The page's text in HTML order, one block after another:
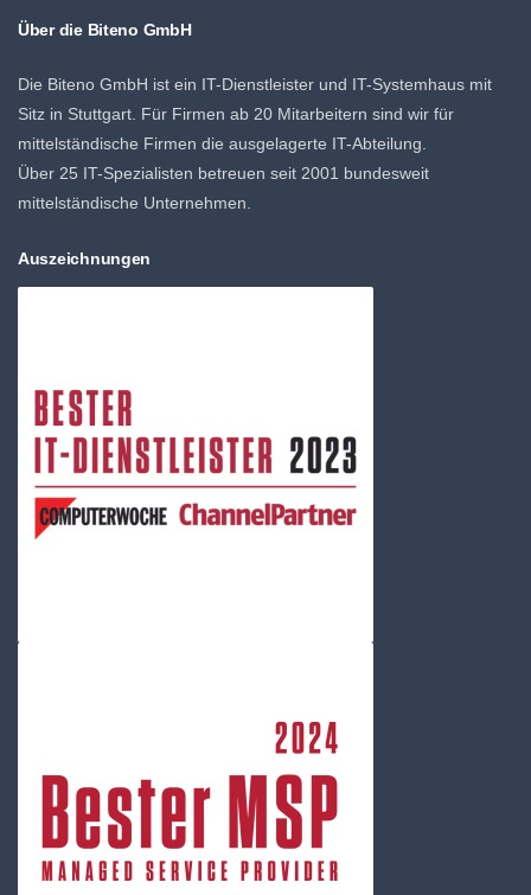
Über die Biteno GmbH
Die Biteno GmbH ist ein IT-Dienstleister und IT-Systemhaus mit
Sitz in Stuttgart. Für Firmen ab 20 Mitarbeitern sind wir für
mittelständische Firmen die ausgelagerte IT-Abteilung.
Über 25 IT-Spezialisten betreuen seit 2001 bundesweit
mittelständische Unternehmen.
Auszeichnungen